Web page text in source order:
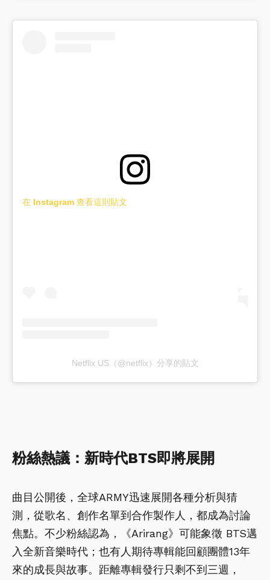
在 Instagram 查看這則貼文
Netflix US（@netflix）分享的貼文
粉絲熱議：新時代BTS即將展開
曲目公開後，全球ARMY迅速展開各種分析與猜
測，從歌名、創作名單到合作製作人，都成為討論
焦點。不少粉絲認為，《Arirang》可能象徵 BTS邁
入全新音樂時代；也有人期待專輯能回顧團體13年
來的成長與故事。距離專輯發行只剩不到三週，